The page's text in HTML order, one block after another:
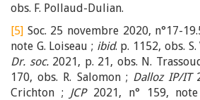
obs. F. Pollaud-Dulian.
[5] Soc. 25 novembre 2020, n°17-
note G. Loiseau ; ibid. p. 1152, obs. S.
Dr. soc.2021, p. 21, obs. N.
170, obs. R. Salomon ; Dalloz IP/IT
Crichton ; JCP2021, n° 159, note